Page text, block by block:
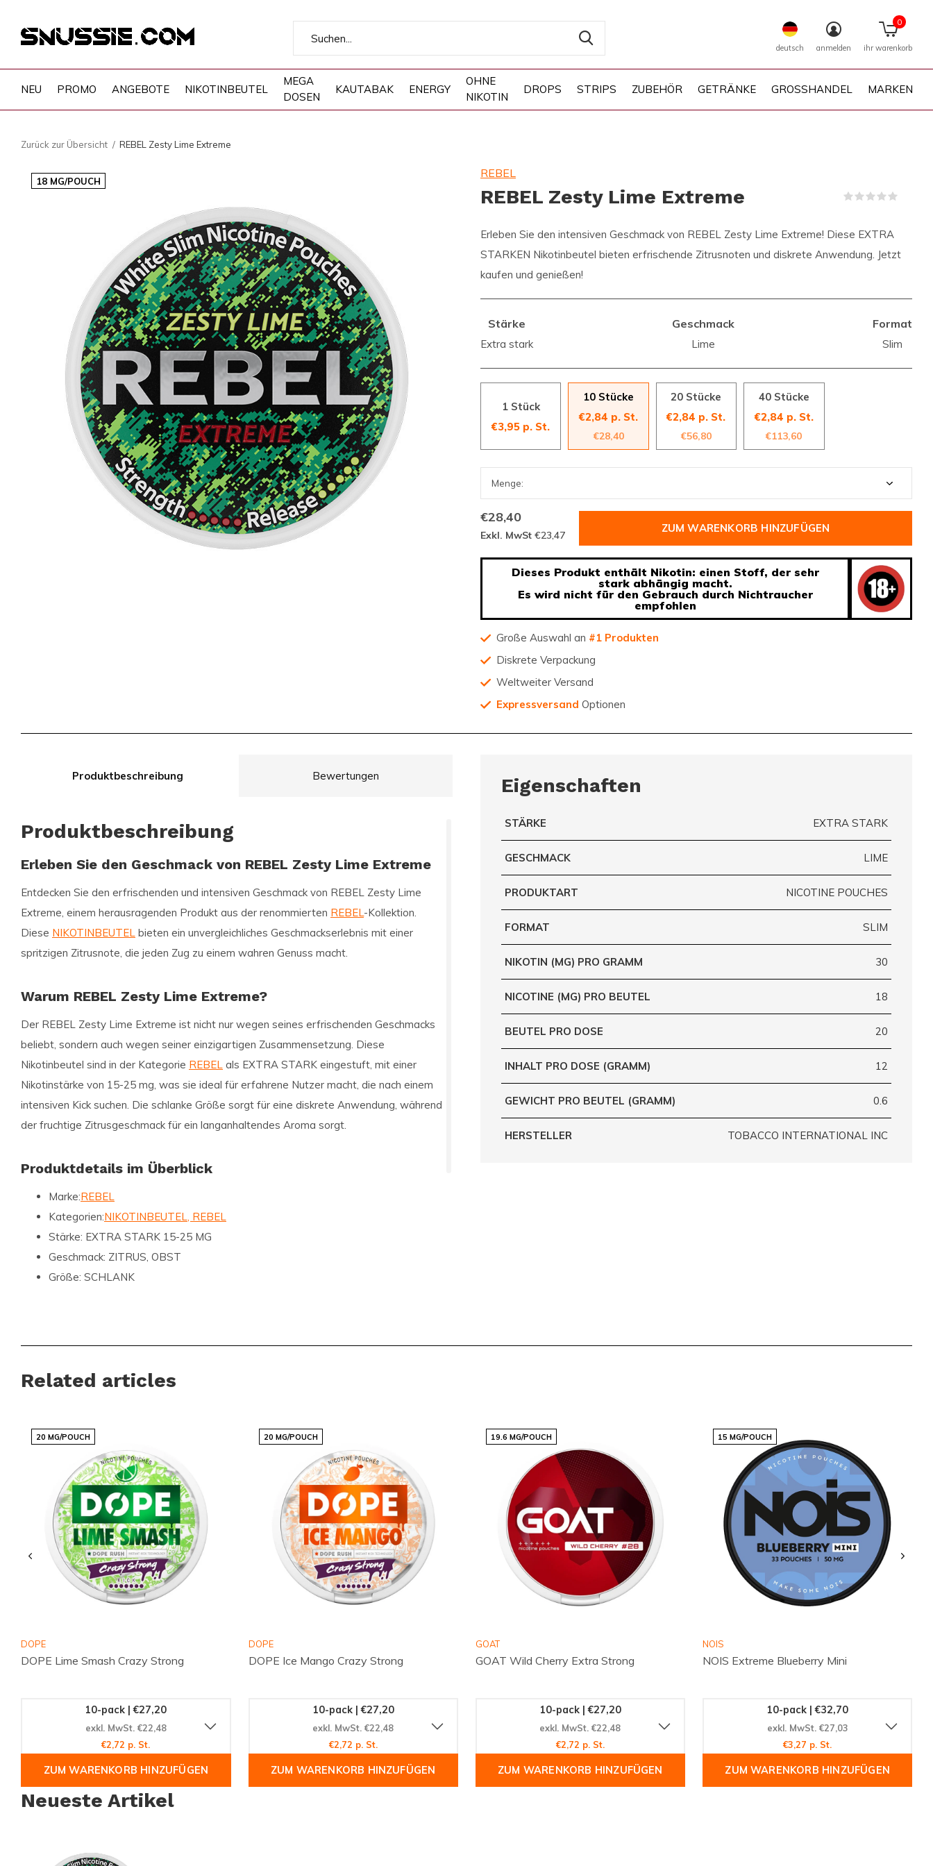
NEU PROMO ANGEBOTE NIKOTINBEUTEL
MEGA
DOSEN
KAUTABAK ENERGY
OHNE
NIKOTIN
DROPS STRIPS ZUBEHÖR GETRÄNKE GROSSHANDEL MARKEN
deutsch anmelden ihr warenkorb
0
Zurück zur Übersicht REBEL Zesty Lime Extreme
18 MG/POUCH
REBEL
REBEL Zesty Lime Extreme
Erleben Sie den intensiven Geschmack von REBEL Zesty Lime Extreme! Diese EXTRA
STARKEN Nikotinbeutel bieten erfrischende Zitrusnoten und diskrete Anwendung. Jetzt
kaufen und genießen!
Stärke
Extra stark
Geschmack
Lime
Format
Slim
1 Stück
€3,95 p. St.
10 Stücke
€2,84 p. St.
€28,40
20 Stücke
€2,84 p. St.
€56,80
40 Stücke
€2,84 p. St.
€113,60
€28,40
Exkl. MwSt €23,47
ZUM WARENKORB HINZUFÜGEN
Dieses Produkt enthält Nikotin: einen Stoff, der sehr
stark abhängig macht.
Es wird nicht für den Gebrauch durch Nichtraucher
empfohlen
Große Auswahl an #1 Produkten
Diskrete Verpackung
Weltweiter Versand
Expressversand Optionen
Produktbeschreibung Bewertungen
Produktbeschreibung
Erleben Sie den Geschmack von REBEL Zesty Lime Extreme
Entdecken Sie den erfrischenden und intensiven Geschmack von REBEL Zesty Lime
Extreme, einem herausragenden Produkt aus der renommierten REBEL-Kollektion.
Diese NIKOTINBEUTEL bieten ein unvergleichliches Geschmackserlebnis mit einer
spritzigen Zitrusnote, die jeden Zug zu einem wahren Genuss macht.
Warum REBEL Zesty Lime Extreme?
Der REBEL Zesty Lime Extreme ist nicht nur wegen seines erfrischenden Geschmacks
beliebt, sondern auch wegen seiner einzigartigen Zusammensetzung. Diese
Nikotinbeutel sind in der Kategorie REBEL als EXTRA STARK eingestuft, mit einer
Nikotinstärke von 15-25 mg, was sie ideal für erfahrene Nutzer macht, die nach einem
intensiven Kick suchen. Die schlanke Größe sorgt für eine diskrete Anwendung, während
der fruchtige Zitrusgeschmack für ein langanhaltendes Aroma sorgt.
Produktdetails im Überblick
Marke:REBEL
Kategorien:NIKOTINBEUTEL, REBEL
Stärke: EXTRA STARK 15-25 MG
Geschmack: ZITRUS, OBST
Größe: SCHLANK
Verpassen Sie nicht die Gelegenheit, denREBEL Zesty Lime Extremezu probieren und
vertrauen. Erleben Sie die perfekte Kombination aus Geschmack und Stärke und
Nikotinprodukte. Bestellen Sie jetzt und sichern Sie sich Ihren Vorrat, bevor er vergriffen
ist!
Eigenschaften
STÄRKE EXTRA STARK
GESCHMACK LIME
PRODUKTART NICOTINE POUCHES
FORMAT SLIM
NIKOTIN (MG) PRO GRAMM 30
NICOTINE (MG) PRO BEUTEL 18
BEUTEL PRO DOSE 20
INHALT PRO DOSE (GRAMM) 12
GEWICHT PRO BEUTEL (GRAMM) 0.6
HERSTELLER TOBACCO INTERNATIONAL INC
Related articles
20 MG/POUCH
DOPE
DOPE Lime Smash Crazy Strong
10-pack | €27,20
exkl. MwSt. €22,48
€2,72 p. St.
ZUM WARENKORB HINZUFÜGEN
20 MG/POUCH
DOPE
DOPE Ice Mango Crazy Strong
10-pack | €27,20
exkl. MwSt. €22,48
€2,72 p. St.
ZUM WARENKORB HINZUFÜGEN
19.6 MG/POUCH
GOAT
GOAT Wild Cherry Extra Strong
10-pack | €27,20
exkl. MwSt. €22,48
€2,72 p. St.
ZUM WARENKORB HINZUFÜGEN
15 MG/POUCH
NOIS
NOIS Extreme Blueberry Mini
10-pack | €32,70
exkl. MwSt. €27,03
€3,27 p. St.
ZUM WARENKORB HINZUFÜGEN
Neueste Artikel